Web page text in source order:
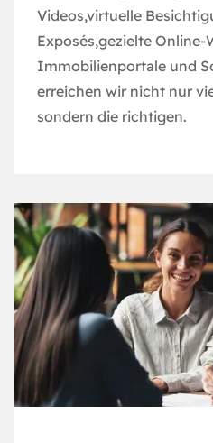
Videos,virtuelle
Exposés,gezielte Online-
Immobilienportale und
erreichen wir nicht nur
sondern die richtigen.